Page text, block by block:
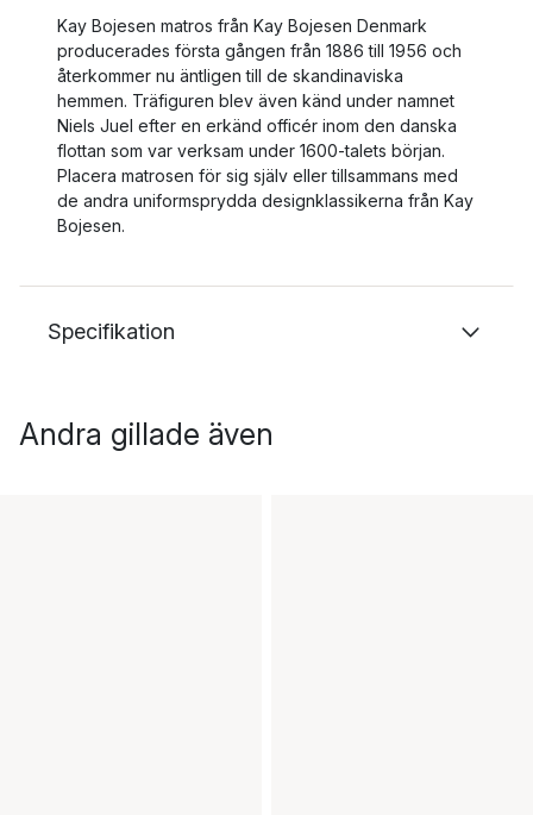
Kay Bojesen matros från Kay Bojesen Denmark
producerades första gången från 1886 till 1956 och
återkommer nu äntligen till de skandinaviska
hemmen. Träfiguren blev även känd under namnet
Niels Juel efter en erkänd officér inom den danska
flottan som var verksam under 1600-talets början.
Placera matrosen för sig själv eller tillsammans med
de andra uniformsprydda designklassikerna från Kay
Bojesen.
Specifikation
Andra gillade även